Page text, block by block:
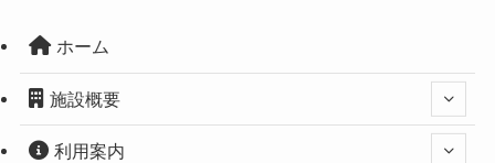
ホーム
施設概要
利用案内